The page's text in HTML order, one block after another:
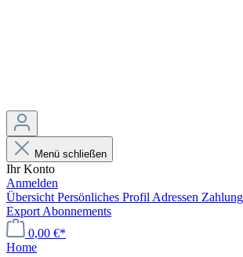
Menü schließen
Ihr Konto
Anmelden
Übersicht Persönliches Profil Adressen
Export Abonnements
0,00 €*
Home